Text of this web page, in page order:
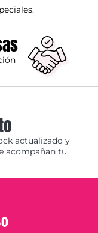
actualizado y
acompañan tu